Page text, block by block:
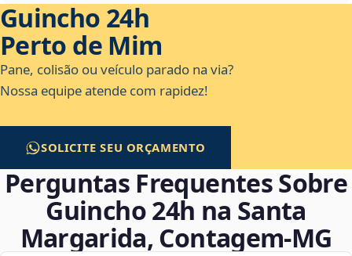
Guincho 24h
Perto de Mim
Pane, colisão ou veículo parado na via?
Nossa equipe atende com rapidez!
SOLICITE SEU ORÇAMENTO
Perguntas Frequentes Sobre
Guincho 24h na Santa
Margarida, Contagem‑MG